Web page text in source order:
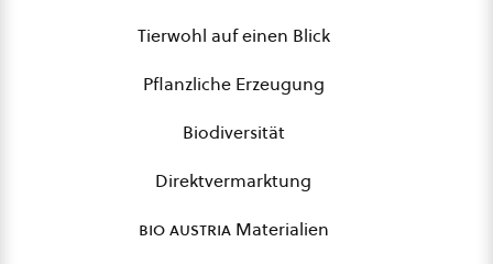
Tierwohl auf einen Blick
Pflanzliche Erzeugung
Biodiversität
Direktvermarktung
bio austriaMaterialien